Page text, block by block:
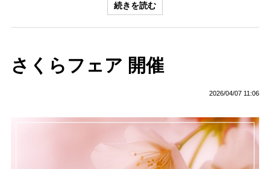
続きを読む
さくらフェア 開催
2026/04/07 11:06